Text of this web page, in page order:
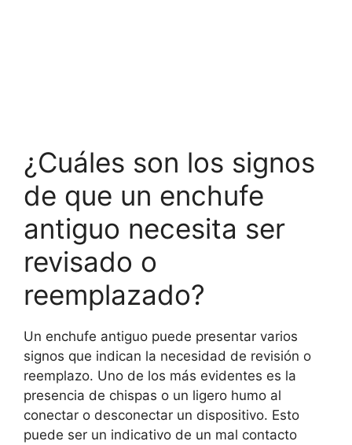
¿Cuáles son los signos
de que un enchufe
antiguo necesita ser
revisado o
reemplazado?
Un enchufe antiguo puede presentar varios
signos que indican la necesidad de revisión o
reemplazo. Uno de los más evidentes es la
presencia de chispas o un ligero humo al
conectar o desconectar un dispositivo. Esto
puede ser un indicativo de un mal contacto